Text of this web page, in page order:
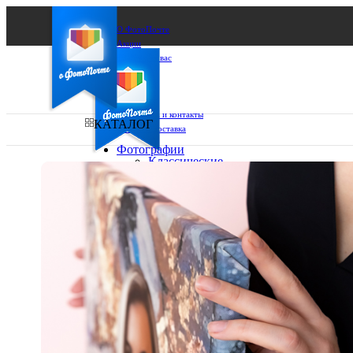
О ФотоПочте
Акции
Сделаем за вас
Бизнесу
FAQ
Франшиза
Поддержка и контакты
Оплата и доставка
Ваш город:
Ваш регион доставки
Выберите из списка:
КАТАЛОГ
Фотографии
Классические
10х15
13х18
15х15
15х20
20х20
20х30
30х30
30х40
А4
Фото
в